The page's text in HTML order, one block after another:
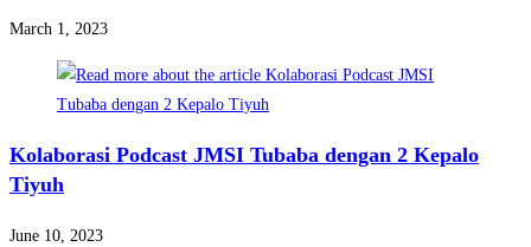
March 1, 2023
Kolaborasi Podcast JMSI Tubaba dengan 2 Kepalo
Tiyuh
June 10, 2023